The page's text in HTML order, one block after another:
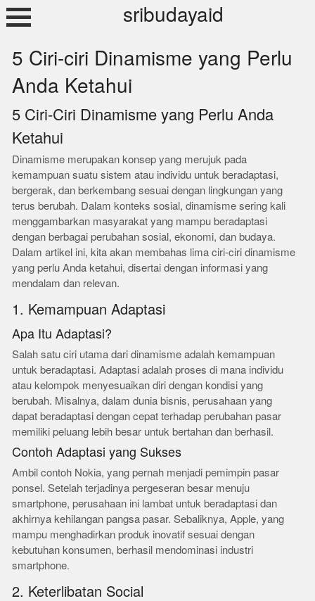
Skip
to
sribudayaid
5 Ciri-ciri Dinamisme yang Perlu
Anda Ketahui
5 Ciri-Ciri Dinamisme yang Perlu Anda
Ketahui
Dinamisme merupakan konsep yang merujuk pada
kemampuan suatu sistem atau individu untuk beradaptasi,
bergerak, dan berkembang sesuai dengan lingkungan yang
terus berubah. Dalam konteks sosial, dinamisme sering kali
menggambarkan masyarakat yang mampu beradaptasi
dengan berbagai perubahan sosial, ekonomi, dan budaya.
Dalam artikel ini, kita akan membahas lima ciri-ciri dinamisme
yang perlu Anda ketahui, disertai dengan informasi yang
mendalam dan relevan.
1. Kemampuan Adaptasi
Apa Itu Adaptasi?
Salah satu ciri utama dari dinamisme adalah kemampuan
untuk beradaptasi. Adaptasi adalah proses di mana individu
atau kelompok menyesuaikan diri dengan kondisi yang
berubah. Misalnya, dalam dunia bisnis, perusahaan yang
dapat beradaptasi dengan cepat terhadap perubahan pasar
memiliki peluang lebih besar untuk bertahan dan berhasil.
Contoh Adaptasi yang Sukses
Ambil contoh Nokia, yang pernah menjadi pemimpin pasar
ponsel. Setelah terjadinya pergeseran besar menuju
smartphone, perusahaan ini lambat untuk beradaptasi dan
akhirnya kehilangan pangsa pasar. Sebaliknya, Apple, yang
mampu menghadirkan produk inovatif sesuai dengan
kebutuhan konsumen, berhasil mendominasi industri
smartphone.
2. Keterlibatan Social